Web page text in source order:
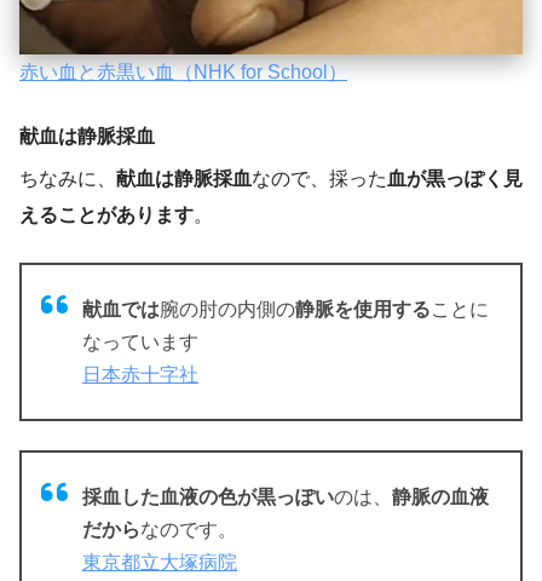
赤い血と赤黒い血（NHK for School）
献血は静脈採血
ちなみに、 献血は静脈採血なので、採った 血が黒っぽく見
えることがあります。
献血では腕の肘の内側の静脈を使用することに
なっています
日本赤十字社
採血した血液の色が黒っぽいのは、 静脈の血液
だからなのです。
東京都立大塚病院